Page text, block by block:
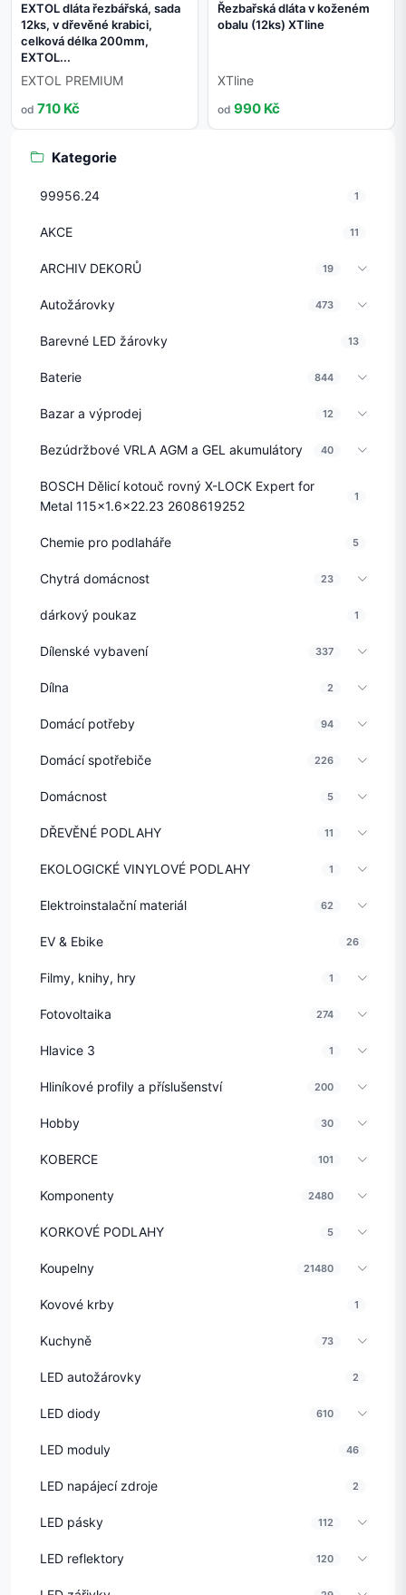
EXTOL dláta řezbářská, sada
12ks, v dřevěné krabici,
celková délka 200mm,
EXTOL...
EXTOL PREMIUM
od 710 Kč
Řezbařská dláta v koženém
obalu (12ks) XTline
XTline
od 990 Kč
Kategorie
99956.24 1
AKCE 11
ARCHIV DEKORŮ 19
Autožárovky 473
Barevné LED žárovky 13
Baterie 844
Bazar a výprodej 12
Bezúdržbové VRLA AGM a GEL akumulátory 40
BOSCH Dělicí kotouč rovný X-LOCK Expert for
Metal 115x1.6x22.23 2608619252
1
Chemie pro podlaháře 5
Chytrá domácnost 23
dárkový poukaz 1
Dílenské vybavení 337
Dílna 2
Domácí potřeby 94
Domácí spotřebiče 226
Domácnost 5
DŘEVĚNÉ PODLAHY 11
EKOLOGICKÉ VINYLOVÉ PODLAHY 1
Elektroinstalační materiál 62
EV & Ebike 26
Filmy, knihy, hry 1
Fotovoltaika 274
Hlavice 3 1
Hliníkové profily a příslušenství 200
Hobby 30
KOBERCE 101
Komponenty 2480
KORKOVÉ PODLAHY 5
Koupelny 21480
Kovové krby 1
Kuchyně 73
LED autožárovky 2
LED diody 610
LED moduly 46
LED napájecí zdroje 2
LED pásky 112
LED reflektory 120